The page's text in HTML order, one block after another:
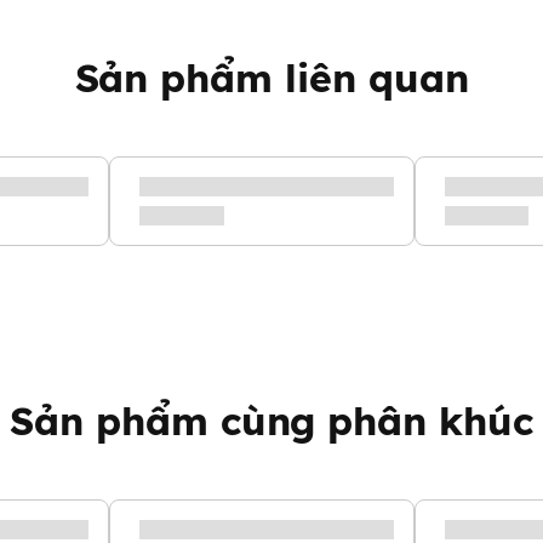
giống như ti của mẹ.
Sản phẩm liên quan
Sản phẩm cùng phân khúc